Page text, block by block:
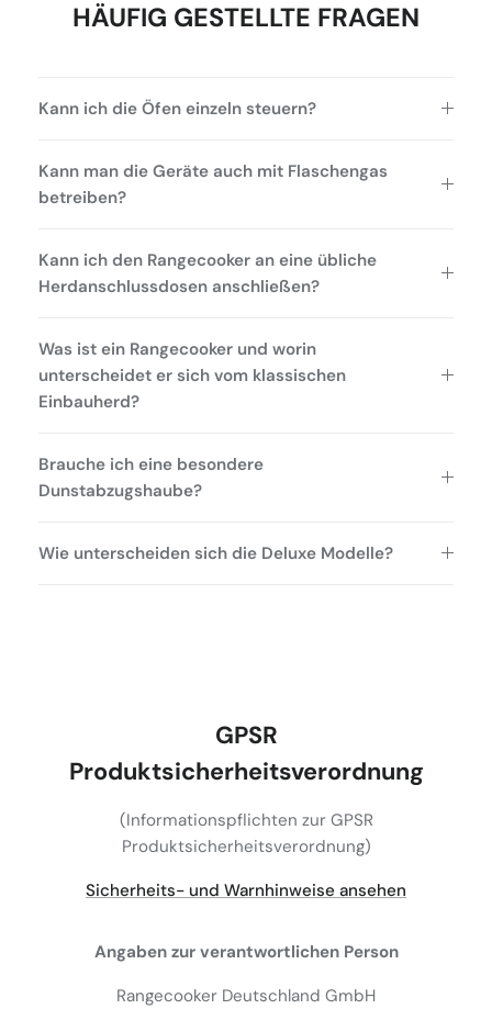
HÄUFIG GESTELLTE FRAGEN
Kann ich die Öfen einzeln steuern?
Kann man die Geräte auch mit Flaschengas
betreiben?
Kann ich den Rangecooker an eine übliche
Herdanschlussdosen anschließen?
Was ist ein Rangecooker und worin
unterscheidet er sich vom klassischen
Einbauherd?
Brauche ich eine besondere
Dunstabzugshaube?
Wie unterscheiden sich die Deluxe Modelle?
GPSR
Produktsicherheitsverordnung
(Informationspflichten zur GPSR
Produktsicherheitsverordnung)
Sicherheits- und Warnhinweise ansehen
Angaben zur verantwortlichen Person
Rangecooker Deutschland GmbH